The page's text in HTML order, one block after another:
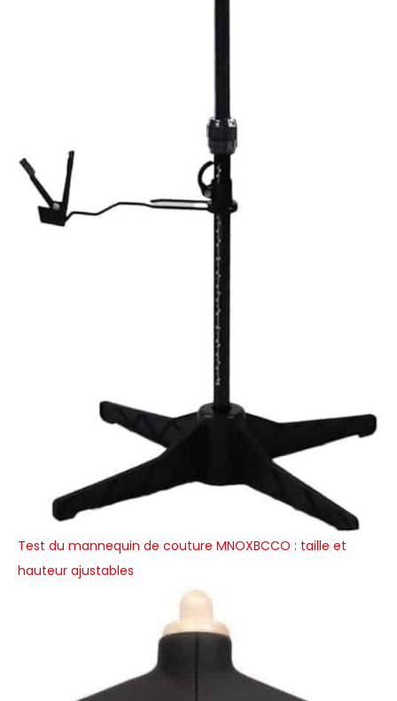
Test du mannequin de couture MNOXBCCO : taille et
hauteur ajustables